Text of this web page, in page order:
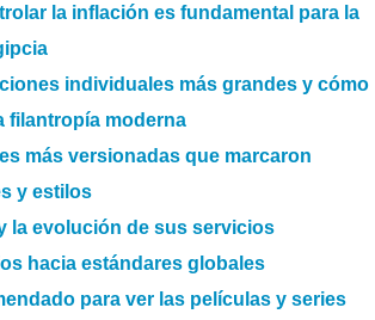
la inflación es fundamental para la
individuales más grandes y cómo
filantropía moderna
más versionadas que marcaron
y estilos
la evolución de sus servicios
hacia estándares globales
para ver las películas y series